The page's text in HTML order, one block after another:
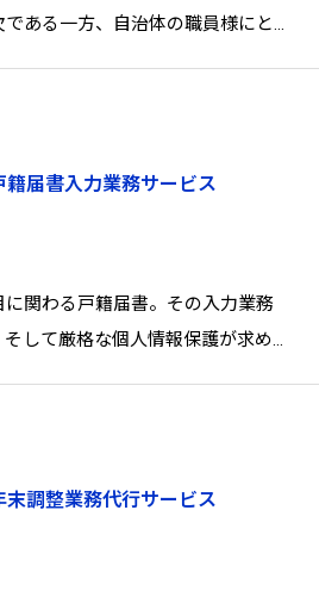
ある一方、自治体の職員様にとっ
籍届書入力業務サービス
関わる戸籍届書。その入力業務
して厳格な個人情報保護が求めら
末調整業務代行サービス